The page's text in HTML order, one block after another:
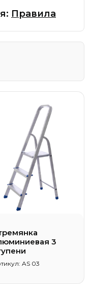
Правила
3
AS 03